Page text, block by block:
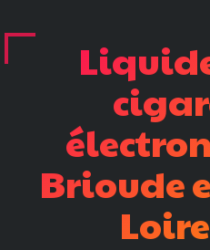
Nos cigarettes
Contact
Brioude
Loire